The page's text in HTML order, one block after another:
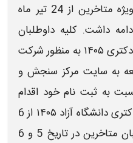
از 24 تیر ماه
ماه ادامه داشت. کلیه داوطلبان
۱۴۰۵
به منظور شرکت
به سایت مرکز سنجش و
ثبت نامخود اقدام
دانشگاه آزاد ۱۴۰۵
از 6
تیر ماه آغاز شد و برای داوطلبان متاخرین در تاریخ 5 و 6